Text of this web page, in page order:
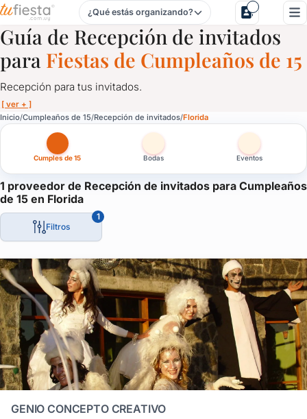
Recepción de invitados para Cumpleaños de 15 en Florida
¿Qué estás organizando?
Guía de Recepción de invitados
para Fiestas de Cumpleaños de 15
Recepción para tus invitados.
[ ver + ]
Inicio Cumpleaños de 15 Recepción de invitados Florida
Cumples de 15 Bodas Eventos
1 proveedor de Recepción de invitados para Cumpleaños
de 15 en Florida
Filtros
1
GENIO CONCEPTO CREATIVO
Recepción de invitados para Cumpleaños de 15 en Florida
Recepción para tus invitados.
Servicios de recepción para fiestas, cumpleaños de 15,
Impresioná a tus invitados desde el primer minuto que llegan a